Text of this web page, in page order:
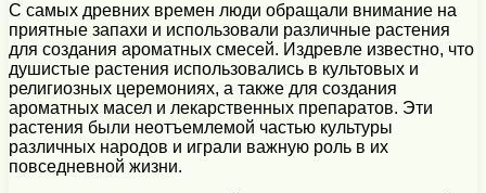
С самых древних времен люди обращали внимание на
приятные запахи и использовали различные растения
для создания ароматных смесей. Издревле известно, что
душистые растения использовались в культовых и
религиозных церемониях, а также для создания
ароматных масел и лекарственных препаратов. Эти
растения были неотъемлемой частью культуры
различных народов и играли важную роль в их
повседневной жизни.